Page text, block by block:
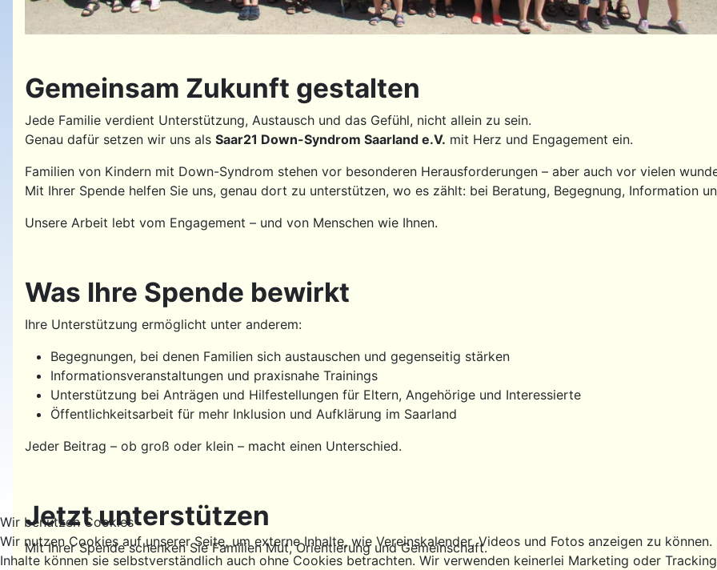
Gemeinsam Zukunft gestalten
Jede Familie verdient Unterstützung, Austausch und das Gefühl, nicht allein zu sein.
Genau dafür setzen wir uns als Saar21 Down-Syndrom Saarland e.V. mit Herz und Engagement ein.
Familien von Kindern mit Down-Syndrom stehen vor besonderen Herausforderungen – aber auch vor vielen
Mit Ihrer Spende helfen Sie uns, genau dort zu unterstützen, wo es zählt: bei Beratung, Begegnung, Information
Unsere Arbeit lebt vom Engagement – und von Menschen wie Ihnen.
Was Ihre Spende bewirkt
Ihre Unterstützung ermöglicht unter anderem:
Begegnungen, bei denen Familien sich austauschen und gegenseitig stärken
Informationsveranstaltungen und praxisnahe Trainings
Unterstützung bei Anträgen und Hilfestellungen für Eltern, Angehörige und Interessierte
Öffentlichkeitsarbeit für mehr Inklusion und Aufklärung im Saarland
Jeder Beitrag – ob groß oder klein – macht einen Unterschied.
Jetzt unterstützen
Mit Ihrer Spende schenken Sie Familien Mut, Orientierung und Gemeinschaft.
Wir benutzen Cookies
Wir nutzen Cookies auf unserer Seite, um externe Inhalte, wie Vereinskalender, Videos und Fotos anzeigen zu
Inhalte können sie selbstverständlich auch ohne Cookies betrachten. Wir verwenden keinerlei Marketing oder